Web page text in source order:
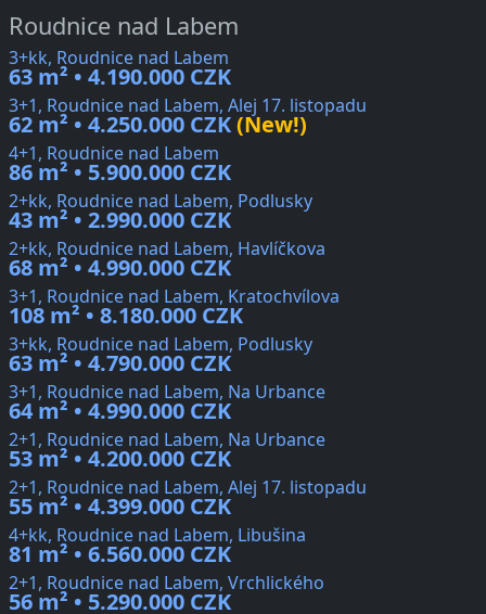
Roudnice nad Labem
3+kk, Roudnice nad Labem
63 m² • 4.190.000 CZK
3+1, Roudnice nad Labem, Alej 17. listopadu
62 m² • 4.250.000 CZK(New!)
4+1, Roudnice nad Labem
86 m² • 5.900.000 CZK
2+kk, Roudnice nad Labem, Podlusky
43 m² • 2.990.000 CZK
2+kk, Roudnice nad Labem, Havlíčkova
68 m² • 4.990.000 CZK
3+1, Roudnice nad Labem, Kratochvílova
108 m² • 8.180.000 CZK
3+kk, Roudnice nad Labem, Podlusky
63 m² • 4.790.000 CZK
3+1, Roudnice nad Labem, Na Urbance
64 m² • 4.990.000 CZK
2+1, Roudnice nad Labem, Na Urbance
53 m² • 4.200.000 CZK
2+1, Roudnice nad Labem, Alej 17. listopadu
55 m² • 4.399.000 CZK
4+kk, Roudnice nad Labem, Libušina
81 m² • 6.560.000 CZK
2+1, Roudnice nad Labem, Vrchlického
56 m² • 5.290.000 CZK